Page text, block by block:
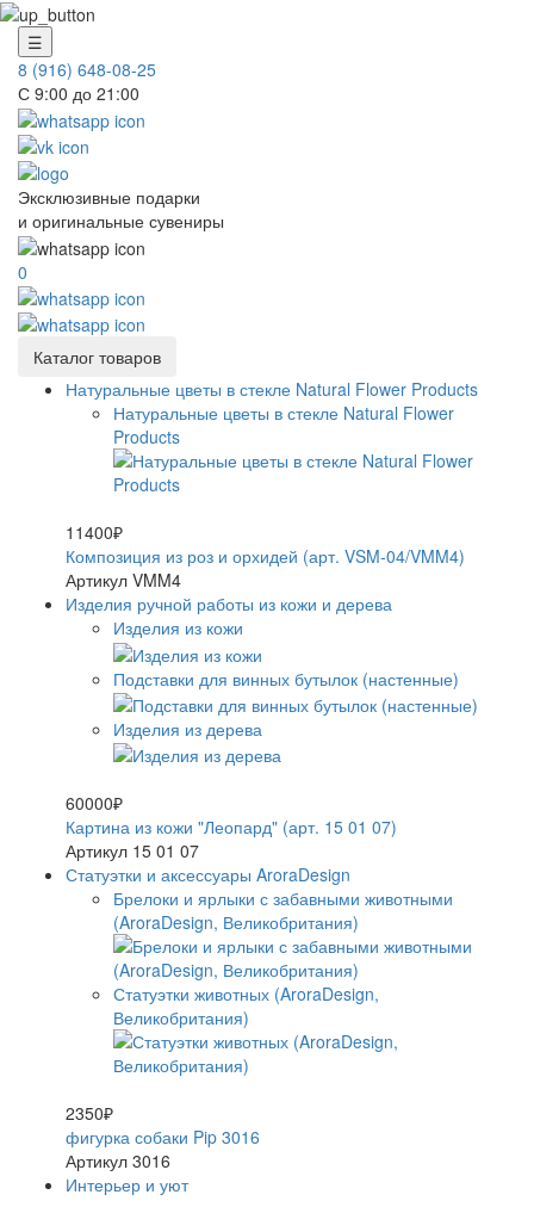
☰
8 (916) 648-08-25
С 9:00 до 21:00
Эксклюзивные подарки
и оригинальные сувениры
0
Каталог товаров
Натуральные цветы в стекле Natural Flower Products
Натуральные цветы в стекле Natural Flower
Products
11400₽
Композиция из роз и орхидей (арт. VSM-04/VMM4)
Артикул VMM4
Изделия ручной работы из кожи и дерева
Изделия из кожи
Подставки для винных бутылок (настенные)
Изделия из дерева
60000₽
Картина из кожи "Леопард" (арт. 15 01 07)
Артикул 15 01 07
Статуэтки и аксессуары AroraDesign
Брелоки и ярлыки с забавными животными
(AroraDesign, Великобритания)
Статуэтки животных (AroraDesign,
Великобритания)
2350₽
фигурка собаки Pip 3016
Артикул 3016
Интерьер и уют